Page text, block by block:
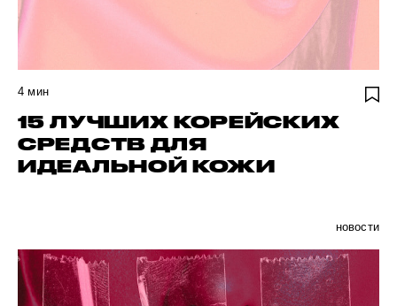
4 мин
15 ЛУЧШИХ КОРЕЙСКИХ
СРЕДСТВ ДЛЯ
ИДЕАЛЬНОЙ КОЖИ
новости